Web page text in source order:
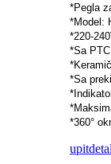
*Pegla
*Model:
*220-
*Sa
*Sa
*360°
upit